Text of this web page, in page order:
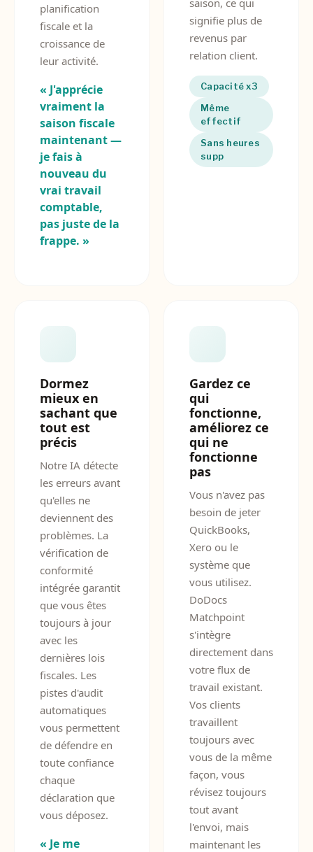
planification
fiscale et la
croissance de
leur activité.
« J'apprécie
vraiment la
saison fiscale
maintenant —
je fais à
nouveau du
vrai travail
comptable,
pas juste de la
frappe. »
saison, ce qui
signifie plus de
revenus par
relation client.
Capacité x3
Même
effectif
Sans heures
supp
Dormez
mieux en
sachant que
tout est
précis
Notre IA détecte
les erreurs avant
qu'elles ne
deviennent des
problèmes. La
vérification de
conformité
intégrée garantit
que vous êtes
toujours à jour
avec les
dernières lois
fiscales. Les
pistes d'audit
automatiques
vous permettent
de défendre en
toute confiance
chaque
déclaration que
vous déposez.
« Je me
Gardez ce
qui
fonctionne,
améliorez ce
qui ne
fonctionne
pas
Vous n'avez pas
besoin de jeter
QuickBooks,
Xero ou le
système que
vous utilisez.
DoDocs
Matchpoint
s'intègre
directement dans
votre flux de
travail existant.
Vos clients
travaillent
toujours avec
vous de la même
façon, vous
révisez toujours
tout avant
l'envoi, mais
maintenant les